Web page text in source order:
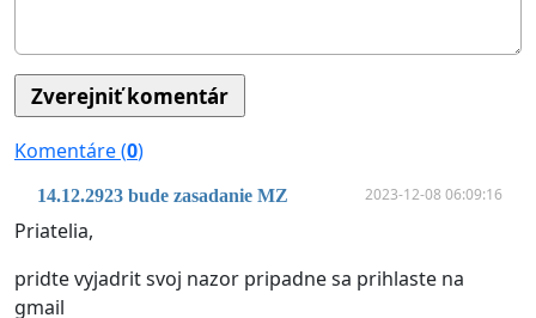
Komentáre (0)
14.12.2923 bude zasadanie MZ 2023-12-08 06:09:16
Priatelia,
pridte vyjadrit svoj nazor pripadne sa prihlaste na
gmail